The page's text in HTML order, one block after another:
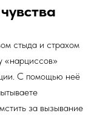
стыда и страхом
«нарциссов»
С помощью неё
за вызывание